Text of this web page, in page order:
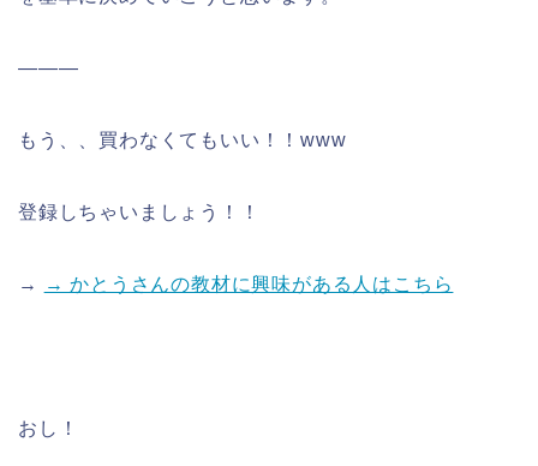
———
もう、、買わなくてもいい！！www
登録しちゃいましょう！！
→ → かとうさんの教材に興味がある人はこちら
おし！